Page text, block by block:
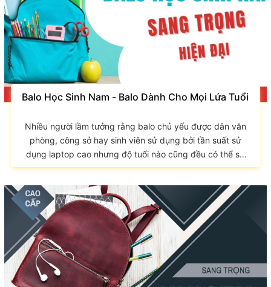
Balo Học Sinh Nam - Balo Dành Cho Mọi Lứa Tuổi
Nhiều người lầm tưởng rằng balo chủ yếu được dân văn
phòng, công sở hay sinh viên sử dụng bởi tần suất sử
dụng laptop cao nhưng độ tuổi nào cũng đều có thể sử
dụng balo. Balo học sinh nam cũng có thể sử dụng được
dụng được trong thời gian dài. Hãy cùng GIAO LONG tìm
hiểu về những mẫu balo cho học sinh nam nhé. Ưu điểm
của balo học sinh nam Thời đại...